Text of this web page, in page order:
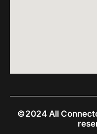
©2024 All